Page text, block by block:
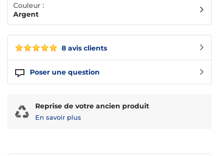
8 avis clients
Poser une question
Couleur :
Argent
Reprise de votre ancien produit
En savoir plus